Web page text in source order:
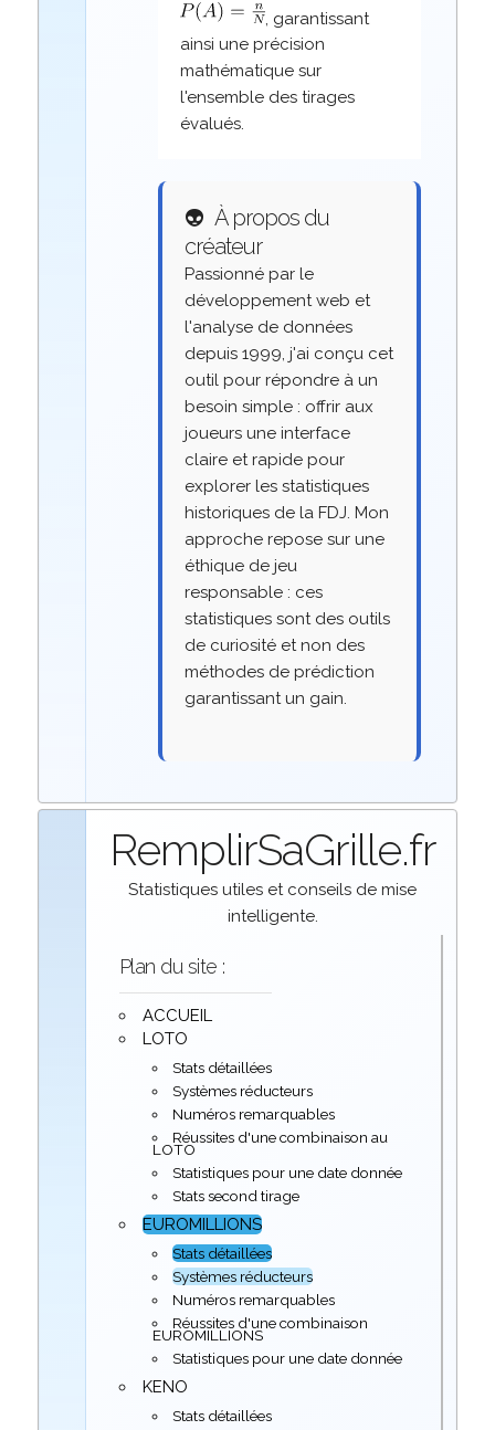
, garantissant
ainsi une précision
mathématique sur
l'ensemble des tirages
évalués.
👽 À propos du
créateur
Passionné par le
développement web et
l'analyse de données
depuis 1999, j'ai conçu cet
outil pour répondre à un
besoin simple : offrir aux
joueurs une interface
claire et rapide pour
explorer les statistiques
historiques de la FDJ. Mon
approche repose sur une
éthique de jeu
responsable : ces
statistiques sont des outils
de curiosité et non des
méthodes de prédiction
garantissant un gain.
RemplirSaGrille.fr
Statistiques utiles et conseils de mise
intelligente.
Plan du site :
ACCUEIL
LOTO
Stats détaillées
Systèmes réducteurs
Numéros remarquables
Réussites d'une combinaison au
LOTO
Statistiques pour une date donnée
Stats second tirage
EUROMILLIONS
Stats détaillées
Systèmes réducteurs
Numéros remarquables
Réussites d'une combinaison
EUROMILLIONS
Statistiques pour une date donnée
KENO
Stats détaillées